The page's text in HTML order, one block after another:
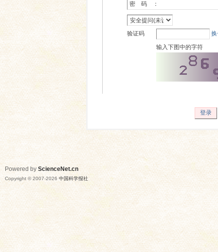
密 码 ：
验证码
输入下图中的字符
登录
Powered by ScienceNet.cn
Copyright © 2007-2026 中国科学报社